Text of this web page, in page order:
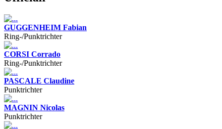
GUGGENHEIM Fabian
Ring-/Punktrichter
CORSI Corrado
Ring-/Punktrichter
PASCALE Claudine
Punktrichter
MAGNIN Nicolas
Punktrichter